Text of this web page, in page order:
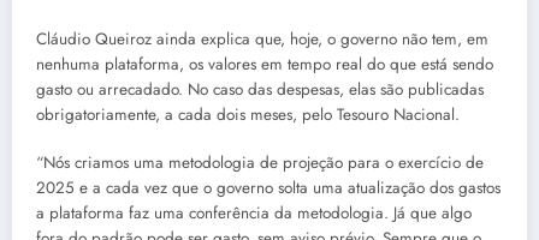
Cláudio Queiroz ainda explica que, hoje, o governo não tem, em
nenhuma plataforma, os valores em tempo real do que está sendo
gasto ou arrecadado. No caso das despesas, elas são publicadas
obrigatoriamente, a cada dois meses, pelo Tesouro Nacional.
“Nós criamos uma metodologia de projeção para o exercício de
2025 e a cada vez que o governo solta uma atualização dos gastos
a plataforma faz uma conferência da metodologia. Já que algo